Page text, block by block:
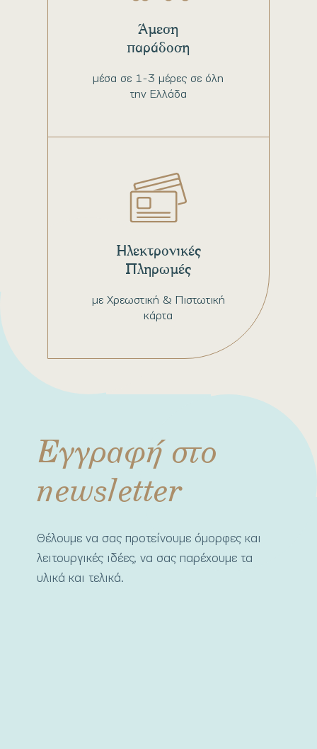
μέσα σε 1-3 μέρες σε όλη
την Ελλάδα
Άμεση
παράδοση
με Χρεωστική & Πιστωτική
κάρτα
Ηλεκτρονικές
Πληρωμές
Εγγραφή στο
newsletter
Θέλουμε να σας προτείνουμε όμορφες και
λειτουργικές ιδέες, να σας παρέχουμε τα
υλικά και τελικά.